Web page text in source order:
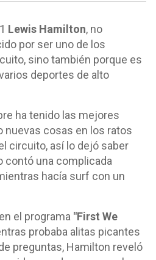
Lewis Hamilton, no
por ser uno de los
sino también porque es
deportes de alto
ha tenido las mejores
nuevas cosas en los ratos
circuito, así lo dejó saber
contó una complicada
hacía surf con un
el programa "First We
probaba alitas picantes
preguntas, Hamilton reveló